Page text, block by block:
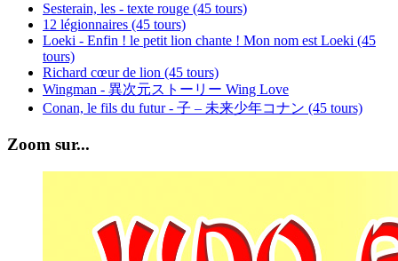
Sesterain, les - texte rouge (45 tours)
12 légionnaires (45 tours)
Loeki - Enfin ! le petit lion chante ! Mon nom est Loeki (45
tours)
Richard cœur de lion (45 tours)
Wingman - 異次元ストーリー Wing Love
Conan, le fils du futur - 子 – 未来少年コナン (45 tours)
Zoom sur...